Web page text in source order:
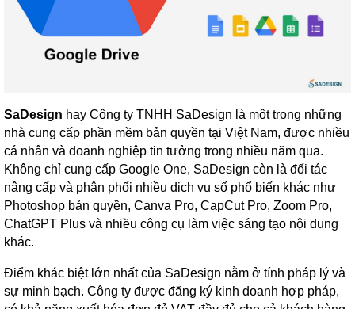
SaDesign hay Công ty TNHH SaDesign là một trong những
nhà cung cấp phần mềm bản quyền tại Việt Nam, được nhiều
cá nhân và doanh nghiệp tin tưởng trong nhiều năm qua.
Không chỉ cung cấp Google One, SaDesign còn là đối tác
nâng cấp và phân phối nhiều dịch vụ số phổ biến khác như
Photoshop bản quyền, Canva Pro, CapCut Pro, Zoom Pro,
ChatGPT Plus và nhiều công cụ làm việc sáng tạo nội dung
khác.
Điểm khác biệt lớn nhất của SaDesign nằm ở tính pháp lý và
sự minh bạch. Công ty được đăng ký kinh doanh hợp pháp,